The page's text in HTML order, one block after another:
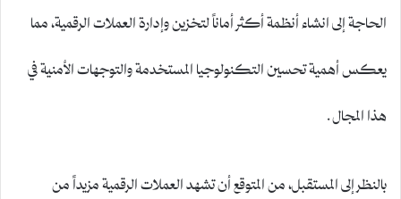
الحاجة إلى انشاء أنظمة أكثر أماناً لتخزين وإدارة العملات الرقمية، مما
يعكس أهمية تحسين التكنولوجيا المستخدمة والتوجهات الأمنية في
هذا المجال.
بالنظر إلى المستقبل، من المتوقع أن تشهد العملات الرقمية مزيداً من